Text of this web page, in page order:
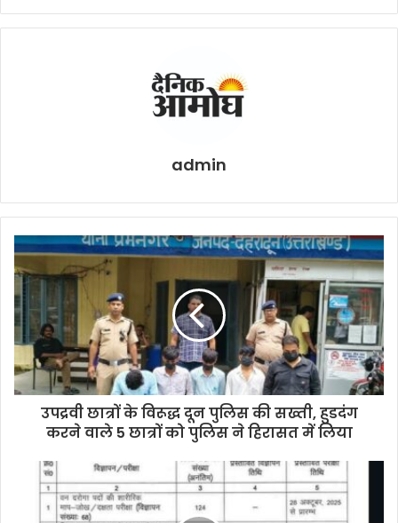
admin
उपद्रवी छात्रों के विरूद्ध दून पुलिस की सख्ती, हुडदंग
करने वाले 5 छात्रों को पुलिस ने हिरासत में लिया